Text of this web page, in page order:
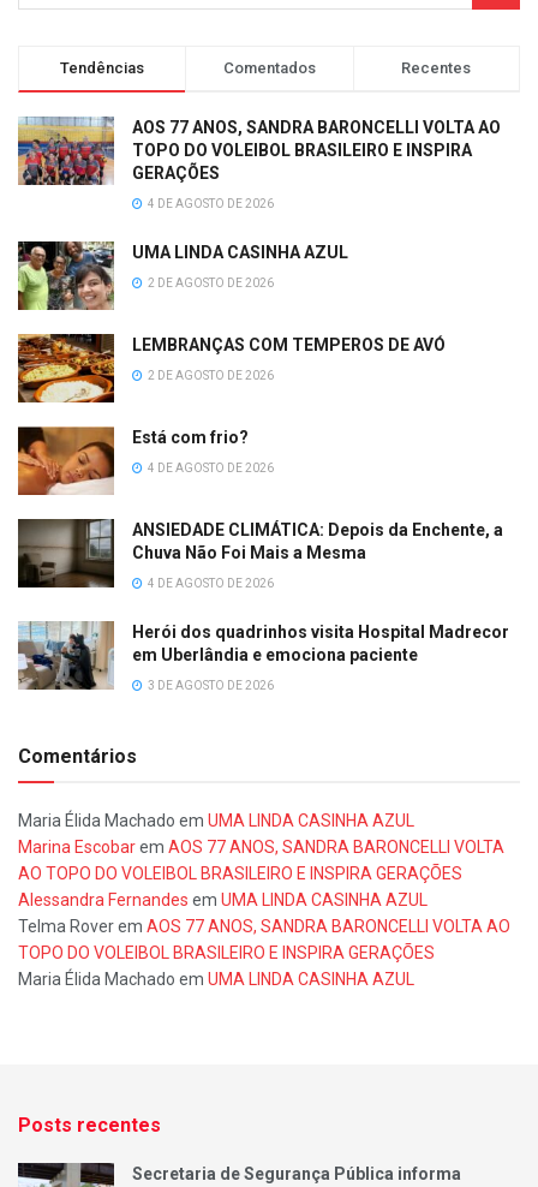
Tendências Comentados Recentes
AOS 77 ANOS, SANDRA BARONCELLI VOLTA AO
TOPO DO VOLEIBOL BRASILEIRO E INSPIRA
GERAÇÕES
4 DE AGOSTO DE 2026
UMA LINDA CASINHA AZUL
2 DE AGOSTO DE 2026
LEMBRANÇAS COM TEMPEROS DE AVÓ
2 DE AGOSTO DE 2026
Está com frio?
4 DE AGOSTO DE 2026
ANSIEDADE CLIMÁTICA: Depois da Enchente, a
Chuva Não Foi Mais a Mesma
4 DE AGOSTO DE 2026
Herói dos quadrinhos visita Hospital Madrecor
em Uberlândia e emociona paciente
3 DE AGOSTO DE 2026
Comentários
Maria Élida Machado em UMA LINDA CASINHA AZUL
Marina Escobarem AOS 77 ANOS, SANDRA BARONCELLI VOLTA
AO TOPO DO VOLEIBOL BRASILEIRO E INSPIRA GERAÇÕES
Alessandra Fernandes em UMA LINDA CASINHA AZUL
Telma Roverem AOS 77 ANOS, SANDRA BARONCELLI VOLTA AO
TOPO DO VOLEIBOL BRASILEIRO E INSPIRA GERAÇÕES
Maria Élida Machado em UMA LINDA CASINHA AZUL
Posts recentes
Secretaria de Segurança Pública informa